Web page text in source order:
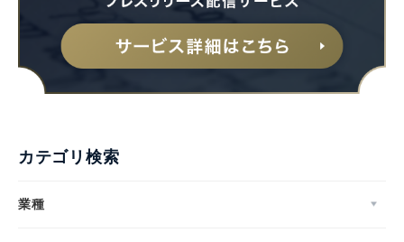
カテゴリ検索
業種